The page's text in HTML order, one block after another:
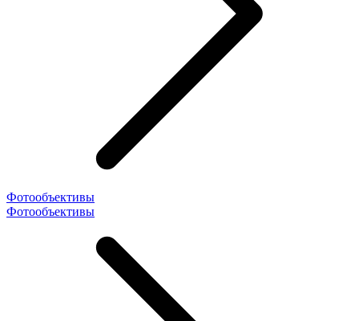
Фотообъективы
Фотообъективы